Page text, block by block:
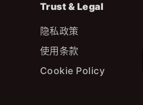
Trust & Legal
隐私政策
使用条款
Cookie Policy